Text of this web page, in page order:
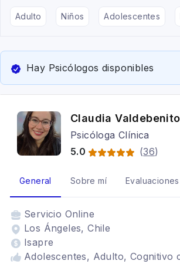
Adulto Niños Adolescentes
Hay Psicólogos disponibles
Claudia Valdebenito
Psicóloga Clínica
5.0
(36)
General Sobre mí Evaluaciones
Servicio Online
Los Ángeles, Chile
Isapre
Adolescentes, Adulto, Cognitivo